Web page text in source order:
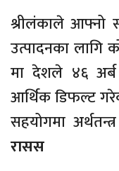
श्रीलंकाले आफ्नो
उत्पादनका लागि
मा देशले ४६
आर्थिक डिफल्ट
सहयोगमा
रासस